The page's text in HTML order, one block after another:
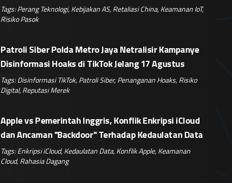
Tags:Perang Teknologi,Kebijakan AS,Retaliasi China,Keamanan IoT,
Risiko Pasok
Patroli Siber Polda Metro Jaya Netralisir Kampanye
Disinformasi Hoaks di TikTok Jelang 17 Agustus
Tags:Disinformasi TikTok,Patroli Siber,Penanganan Hoaks,Risiko
Digital,Reputasi Merek
Apple vs Pemerintah Inggris, Konflik Enkripsi iCloud
dan Ancaman "Backdoor" Terhadap Kedaulatan Data
Tags:Enkripsi iCloud,Kedaulatan Data,Konflik Apple,Keamanan
Cloud,Rahasia Dagang